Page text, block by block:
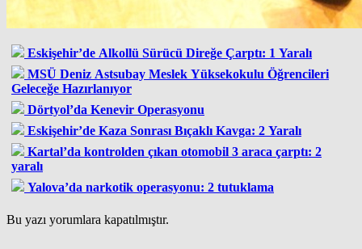
Eskişehir’de Alkollü Sürücü Direğe Çarptı: 1 Yaralı
MSÜ Deniz Astsubay Meslek Yüksekokulu Öğrencileri
Geleceğe Hazırlanıyor
Dörtyol’da Kenevir Operasyonu
Eskişehir’de Kaza Sonrası Bıçaklı Kavga: 2 Yaralı
Kartal’da kontrolden çıkan otomobil 3 araca çarptı: 2
yaralı
Yalova’da narkotik operasyonu: 2 tutuklama
Bu yazı yorumlara kapatılmıştır.